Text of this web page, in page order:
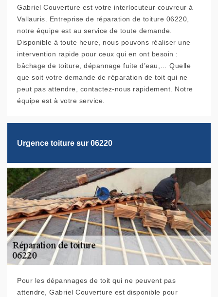
Gabriel Couverture est votre interlocuteur couvreur à
Vallauris. Entreprise de réparation de toiture 06220,
notre équipe est au service de toute demande.
Disponible à toute heure, nous pouvons réaliser une
intervention rapide pour ceux qui en ont besoin :
bâchage de toiture, dépannage fuite d’eau,… Quelle
que soit votre demande de réparation de toit qui ne
peut pas attendre, contactez-nous rapidement. Notre
équipe est à votre service.
Urgence toiture sur 06220
Pour les dépannages de toit qui ne peuvent pas
attendre, Gabriel Couverture est disponible pour